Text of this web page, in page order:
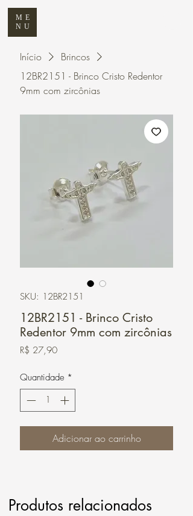
ME
NU
Início
Brincos
12BR2151 - Brinco Cristo Redentor
9mm com zircônias
SKU: 12BR2151
12BR2151 - Brinco Cristo
Redentor 9mm com zircônias
R$ 27,90Preço
Quantidade *
Adicionar ao carrinho
Produtos relacionados